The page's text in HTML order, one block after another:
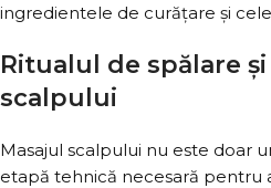
ingredientele de curățare și
Ritualul de spălare și
scalpului
Masajul scalpului nu este doar
etapă tehnică necesară pentru